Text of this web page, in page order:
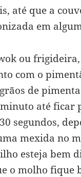
até que a
em
ou
com o
de
até ficar
segundos,
mexida no
esteja bem
o molho fique